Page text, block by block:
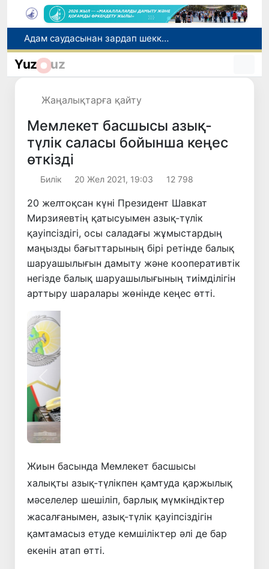
Тарихи күн: Өзбекстанның «Самарқант-2028» жасанды серігі орбитаға сәтті шығарылды
Бүгін оқуды көшіру бойынша өтініштерді қабылдаудың соңғы күні
Yuz uz
Жаңалықтарға қайту
Мемлекет басшысы азық-
түлік саласы бойынша кеңес
өткізді
Билік 20 Жел 2021, 19:03 12 798
20 желтоқсан күні Президент Шавкат
Мирзияевтің қатысуымен азық-түлік
қауіпсіздігі, осы саладағы жұмыстардың
маңызды бағыттарының бірі ретінде балық
шаруашылығын дамыту және кооперативтік
негізде балық шаруашылығының тиімділігін
арттыру шаралары жөнінде кеңес өтті.
Алдыңғы
Жиын басында Мемлекет басшысы
халықты азық-түлікпен қамтуда қаржылық
мәселелер шешіліп, барлық мүмкіндіктер
жасалғанымен, азық-түлік қауіпсіздігін
қамтамасыз етуде кемшіліктер әлі де бар
екенін атап өтті.